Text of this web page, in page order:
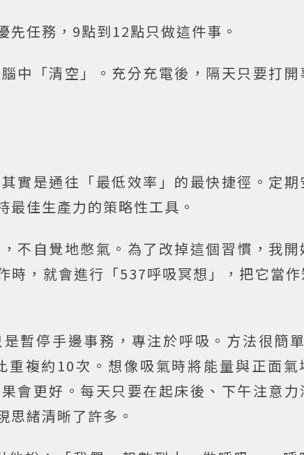
任務，9點到12點只做這件事。
中「清空」。充分充電後，隔天只要打
實是通往「最低效率」的最快捷徑。定
佳生產力的策略性工具。
不自覺地憋氣。為了改掉這個習慣，我
時，就會進行「537呼吸冥想」，把它當
暫停手邊事務，專注於呼吸。方法很簡
複約10次。想像吸氣時將能量與正面氣
會更好。每天只要在起床後、下午注意
思緒清晰了許多。